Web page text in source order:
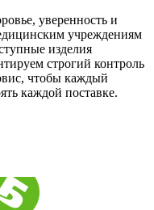
уверенность и
учреждениям
изделия
строгий контроль
чтобы каждый
каждой поставке.